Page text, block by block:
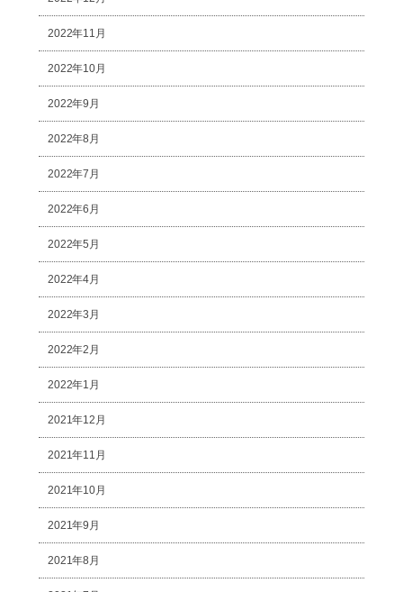
2022年11月
2022年10月
2022年9月
2022年8月
2022年7月
2022年6月
2022年5月
2022年4月
2022年3月
2022年2月
2022年1月
2021年12月
2021年11月
2021年10月
2021年9月
2021年8月